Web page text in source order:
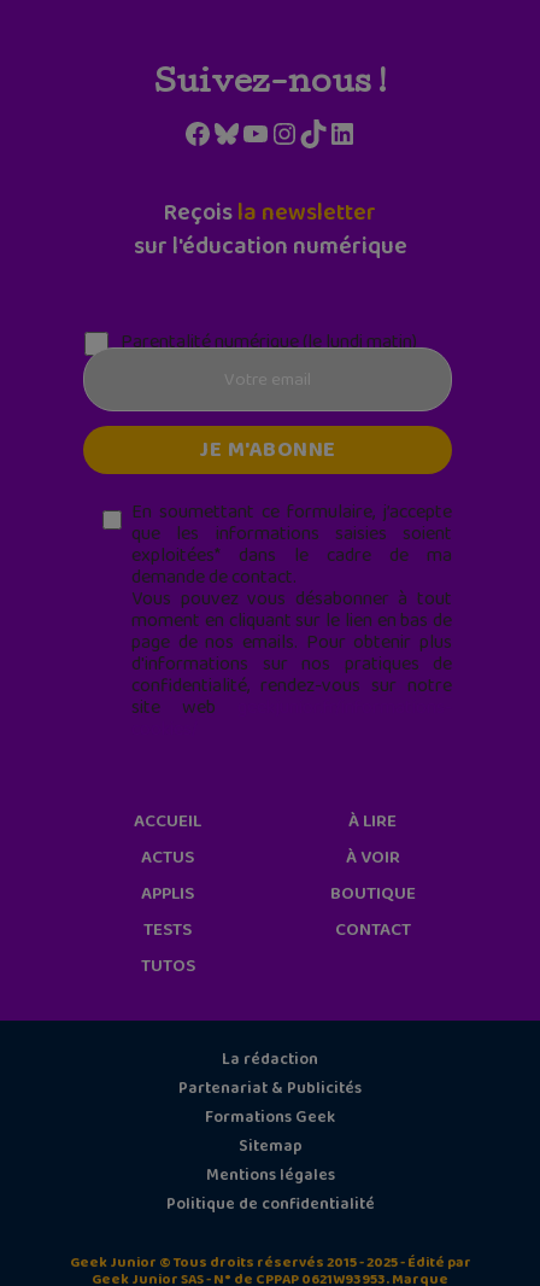
Suivez-nous !
Facebook
Bluesky
YouTube
Instagram
TikTokLinkedIn
Reçoisla newsletter
sur l'éducation numérique
Parentalité numérique (le lundi matin)
En soumettant ce formulaire, j’accepte
que les informations saisies soient
exploitées* dans le cadre de ma
demande de contact.
Vous pouvez vous désabonner à tout
moment en cliquant sur le lien en bas de
page de nos emails. Pour obtenir plus
d'informations sur nos pratiques de
confidentialité, rendez-vous sur notre
site web
ACCUEIL
ACTUS
APPLIS
TESTS
TUTOS
À LIRE
À VOIR
BOUTIQUE
CONTACT
La rédaction
Partenariat & Publicités
Formations Geek
Sitemap
Mentions légales
Politique de confidentialité
Geek Junior © Tous droits réservés 2015 - 2025 - Édité par
Geek Junior SAS - N° de CPPAP 0621W93953. Marque